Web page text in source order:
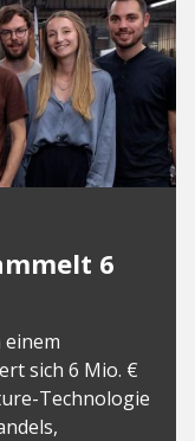
6
sich 6 Mio. €
Technologie